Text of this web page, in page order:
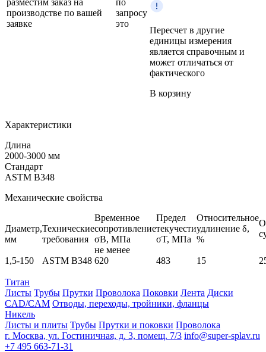
производстве по вашей
заявке
запросу
это
Пересчет в другие
единицы измерения
является справочным и
может отличаться от
фактического
В корзину
Характеристики
Длина
2000-3000 мм
Стандарт
ASTM B348
Механические свойства
Диаметр,
мм
Технические
требования
Временное
сопротивление
σB, МПа
Предел
текучести
σT, МПа
Относительное
удлинение δ,
%
не менее
1,5-150
ASTM B348 620 483 15
Титан
Листы Трубы Прутки Проволока Поковки Лента Диски
CAD/CAM Отводы, переходы, тройники, фланцы
Никель
Листы и плиты Трубы Прутки и поковки Проволока
г. Москва, ул. Гостиничная, д. 3, помещ. 7/3 info@super-splav.ru
+7 495 663-71-31